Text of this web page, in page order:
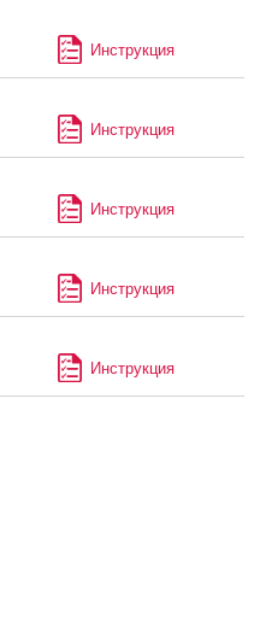
Инструкция
Инструкция
Инструкция
Инструкция
Инструкция